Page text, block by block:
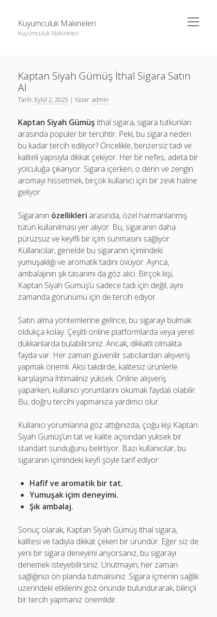
Kuyumculuk Makineleri
Kuyumculuk Makineleri
menüyü
aç
Liste
Sayfa Listesi
Twitter Gizli Sikiş
Bedava Instagram Takipçi Yükseltme
Sayfa Listesi
Shorts Beğeni Gönderme Hilesi Ücretsiz
Twitter Gizli Sikiş
Kaptan Siyah Gümüş İthal Sigara Satın
Al
Tarih: Eylül 2, 2025 | Yazar:admin
Kaptan Siyah Gümüş ithal sigara, sigara tutkunları
arasında popüler bir tercihtir. Peki, bu sigara neden
bu kadar tercih ediliyor? Öncelikle, benzersiz tadı ve
kaliteli yapısıyla dikkat çekiyor. Her bir nefes, adeta bir
yolculuğa çıkarıyor. Sigara içerken, o derin ve zengin
aromayı hissetmek, birçok kullanıcı için bir zevk haline
geliyor.
Sigaranın özellikleri arasında, özel harmanlanmış
tütün kullanılması yer alıyor. Bu, sigaranın daha
pürüzsüz ve keyifli bir içim sunmasını sağlıyor.
Kullanıcılar, genelde bu sigaranın içimindeki
yumuşaklığı ve aromatik tadını övüyor. Ayrıca,
ambalajının şık tasarımı da göz alıcı. Birçok kişi,
Kaptan Siyah Gümüş’ü sadece tadı için değil, aynı
zamanda görünümü için de tercih ediyor.
Satın alma yöntemlerine gelince, bu sigarayı bulmak
oldukça kolay. Çeşitli online platformlarda veya yerel
dükkanlarda bulabilirsiniz. Ancak, dikkatli olmakta
fayda var. Her zaman güvenilir satıcılardan alışveriş
yapmak önemli. Aksi takdirde, kalitesiz ürünlerle
karşılaşma ihtimaliniz yüksek. Online alışveriş
yaparken, kullanıcı yorumlarını okumak faydalı olabilir.
Bu, doğru tercihi yapmanıza yardımcı olur.
Kullanıcı yorumlarına göz attığınızda, çoğu kişi Kaptan
Siyah Gümüş’ün tat ve kalite açısından yüksek bir
standart sunduğunu belirtiyor. Bazı kullanıcılar, bu
sigaranın içimindeki keyfi şöyle tarif ediyor:
Hafif ve aromatik bir tat.
Yumuşak içim deneyimi.
Şık ambalaj.
Sonuç olarak, Kaptan Siyah Gümüş ithal sigara,
kalitesi ve tadıyla dikkat çeken bir üründür. Eğer siz de
yeni bir sigara deneyimi arıyorsanız, bu sigarayı
denemek isteyebilirsiniz. Unutmayın, her zaman
sağlığınızı ön planda tutmalısınız. Sigara içmenin sağlık
üzerindeki etkilerini göz önünde bulundurarak, bilinçli
bir tercih yapmanız önemlidir.